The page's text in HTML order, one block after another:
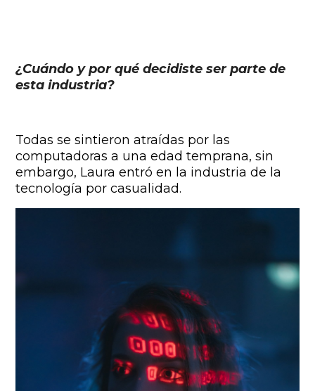
¿Cuándo y por qué decidiste ser parte de
esta industria?
Todas se sintieron atraídas por las
computadoras a una edad temprana, sin
embargo, Laura entró en la industria de la
tecnología por casualidad.